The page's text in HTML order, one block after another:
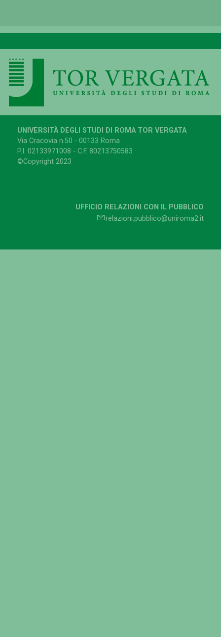
UNIVERSITÀ DEGLI STUDI DI ROMA TOR VERGATA
Via Cracovia n.50 - 00133 Roma
P.I. 02133971008 - C.F. 80213750583
©Copyright 2023
UFFICIO RELAZIONI CON IL PUBBLICO
relazioni.pubblico@uniroma2.it